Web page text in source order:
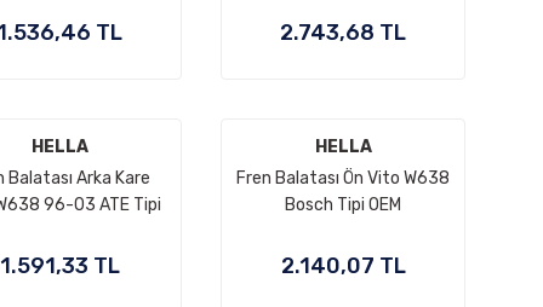
TL
balatası. OEM
2E0698151
2.743,68 TL
HELLA
Balatası Arka Kare
96-03 ATE Tipi
OEM A0034200020,
1.591,33 TL
HELLA
Fren Balatası Ön Vito W638
Bosch Tipi OEM
A0034200120
2.140,07 TL